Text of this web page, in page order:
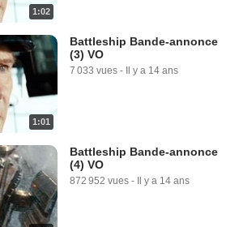
1:02
1:01
Battleship Bande-annonce
(3) VO
7 033 vues - Il y a 14 ans
Battleship Bande-annonce
(4) VO
872 952 vues - Il y a 14 ans